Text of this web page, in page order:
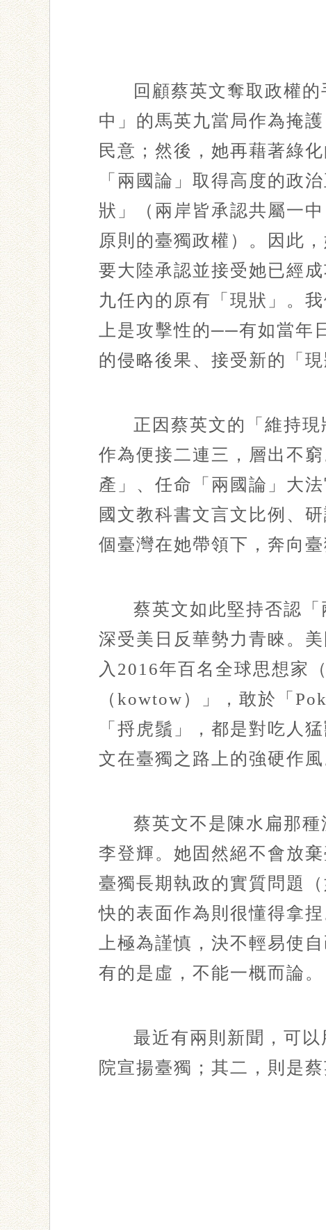
回顧蔡英文奪取政權
中」的馬英九當局作為掩
民意；然後，她再藉著綠
「兩國論」取得高度的政
狀」（兩岸皆承認共屬一
原則的臺獨政權）。因此
要大陸承認並接受她已經
九任內的原有「現狀」。
上是攻擊性的──有如當年
的侵略後果、接受新的「現
正因蔡英文的「維持
作為便接二連三，層出不
產」、任命「兩國論」大
國文教科書文言文比例、
個臺灣在她帶領下，奔向臺
蔡英文如此堅持否認
深受美日反華勢力青睞。
入2016年百名全球思想家
（kowtow）」，敢於「
「捋虎鬚」，都是對吃人
文在臺獨之路上的強硬作風
蔡英文不是陳水扁那
李登輝。她固然絕不會放
臺獨長期執政的實質問題
快的表面作為則很懂得拿
上極為謹慎，決不輕易使
有的是虛，不能一概而論。
最近有兩則新聞，可
院宣揚臺獨；其二，則是